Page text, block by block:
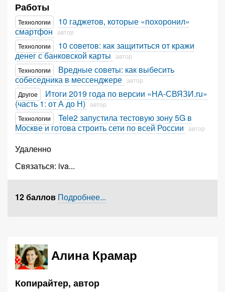
Работы
Технологии
10 гаджетов, которые «похоронил»
смартфон автор
Технологии
10 советов: как защититься от кражи
денег с банковской карты автор
Технологии
Вредные советы: как выбесить
собеседника в мессенджере автор
Другое
Итоги 2019 года по версии «НА-СВЯЗИ.ru»
(часть 1: от А до Н) автор
Технологии
Tele2 запустила тестовую зону 5G в
Москве и готова строить сети по всей России автор
Удаленно
Связаться: iva...
12 баллов Подробнее...
Алина Крамар
Копирайтер, автор